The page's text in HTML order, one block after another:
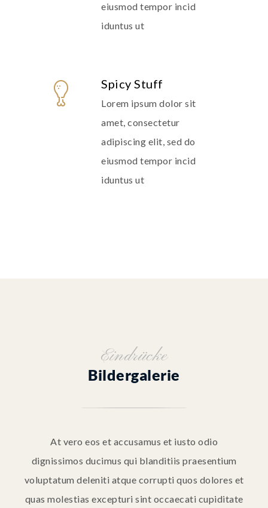
eiusmod tempor incid
iduntus ut
Spicy Stuff
Lorem ipsum dolor sit
amet, consectetur
adipiscing elit, sed do
eiusmod tempor incid
iduntus ut
Eindrücke
Bildergalerie
At vero eos et accusamus et iusto odio
dignissimos ducimus qui blanditiis praesentium
voluptatum deleniti atque corrupti quos dolores et
quas molestias excepturi sint occaecati cupiditate